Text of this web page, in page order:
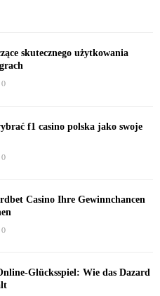
skutecznego użytkowania
0
f1 casino polska jako swoje
0
Casino Ihre Gewinnchancen
0
Glücksspiel: Wie das Dazard